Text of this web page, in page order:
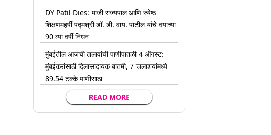
DY Patil Dies: माजी राज्यपाल आणि ज्येष्ठ
शिक्षणमहर्षी पद्मश्री डॉ. डी. वाय. पाटील यांचे वयाच्या
90 व्या वर्षी निधन
मुंबईतील आजची तलावांची पाणीपातळी 4 ऑगस्ट:
मुंबईकरांसाठी दिलासादायक बातमी, 7 जलाशयांमध्ये
89.54 टक्के पाणीसाठा
READ MORE